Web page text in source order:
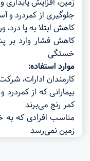
جلوگیری از کمردرد
کاهش ابتلا به پا
کاهش فشار وارد بر
خستگی
موارد استفاده:
کارمندان ادارات،
بیمارانی که از
کمر رنج می‌برند
مناسب افرادی که به
زمین نمی‌رسد